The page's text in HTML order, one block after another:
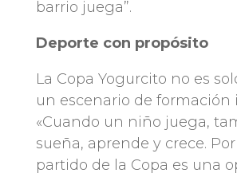
barrio juega”.
Deporte con propósito
La Copa Yogurcito no es
un escenario de formación
«Cuando un niño juega,
sueña, aprende y crece.
partido de la Copa es una